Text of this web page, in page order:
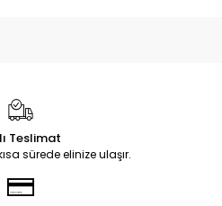
Teslimat
sürede elinize ulaşır.